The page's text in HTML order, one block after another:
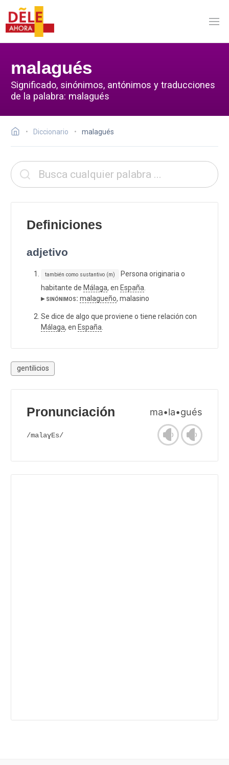
malagués
Significado, sinónimos, antónimos y traducciones
de la palabra: malagués
Diccionario malagués
Definiciones
adjetivo
también como sustantivo (m)
Persona originaria o
habitante de Málaga, en España
▸ sinónimos: malagueño, malasino
Se dice de algo que proviene o tiene relación con
Málaga, en España
gentilicios
Pronunciación ma•la•gués
/malaɣEs/